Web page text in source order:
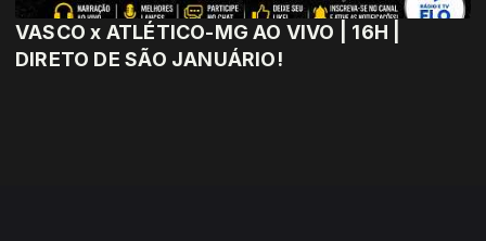
VASCO x ATLÉTICO-MG AO VIVO | 16H |
DIRETO DE SÃO JANUÁRIO!